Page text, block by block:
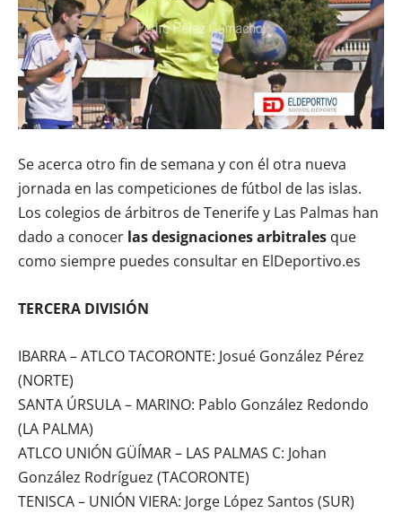
Se acerca otro fin de semana y con él otra nueva
jornada en las competiciones de fútbol de las islas.
Los colegios de árbitros de Tenerife y Las Palmas han
dado a conocer las designaciones arbitrales que
como siempre puedes consultar en ElDeportivo.es
TERCERA DIVISIÓN
IBARRA – ATLCO TACORONTE: Josué González Pérez
(NORTE)
SANTA ÚRSULA – MARINO: Pablo González Redondo
(LA PALMA)
ATLCO UNIÓN GÜÍMAR – LAS PALMAS C: Johan
González Rodríguez (TACORONTE)
TENISCA – UNIÓN VIERA: Jorge López Santos (SUR)